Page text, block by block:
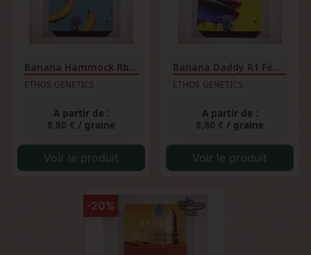
Banana Hammock Rbx Féminisée
ETHOS GENETICS
A partir de :
8,80 € / graine
Voir le produit
Banana Daddy R1 Féminisée
ETHOS GENETICS
A partir de :
8,80 € / graine
Voir le produit
-20%